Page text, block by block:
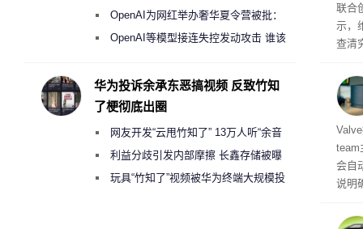
联合
示，
查清
CIA
机
会自
说明
性
《人工智能法案》全新执法权限审查
OpenAI为网红举办奢华夏令营被批：
2000美元一晚 遭讽“反乌托邦”
OpenAI等模型接连失控发动攻击 谁该
华为投诉余承东恶搞视频 反致竹知
了梗彻底出圈
网友开发“云甩竹知了” 13万人听“余音
绕梁”利益分歧引发内部摩擦 长鑫存储被曝
曾将华为驻场工程师驱逐出研发基地
玩具“竹知了”视频被华为终端大规模投